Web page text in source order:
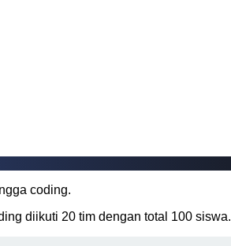
coding.
diikuti 20 tim dengan total 100 siswa.